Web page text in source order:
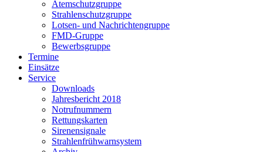
Atemschutzgruppe
Strahlenschutzgruppe
Lotsen- und Nachrichtengruppe
FMD-Gruppe
Bewerbsgruppe
Termine
Einsätze
Service
Downloads
Jahresbericht 2018
Notrufnummern
Rettungskarten
Sirenensignale
Strahlenfrühwarnsystem